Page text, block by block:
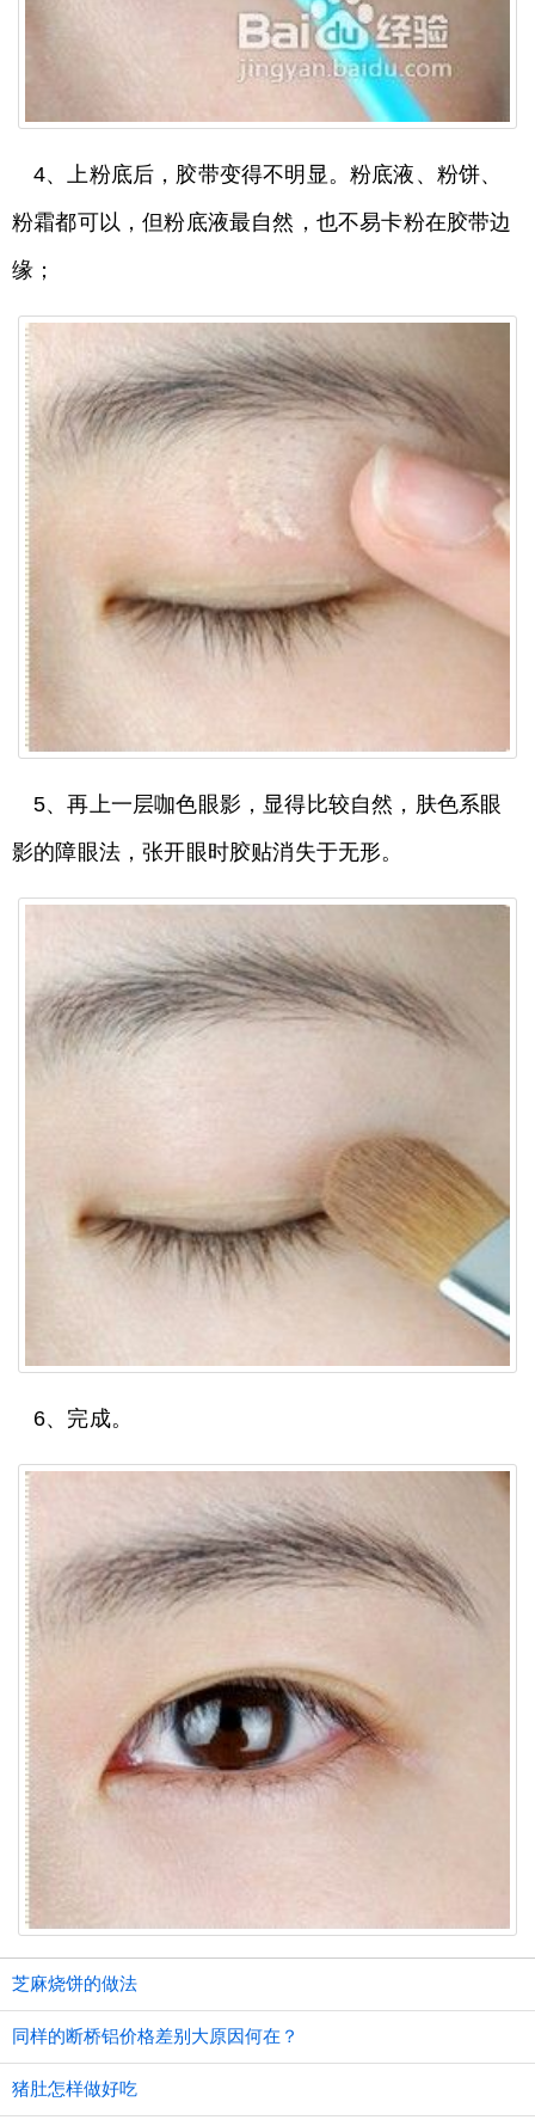
4、上粉底后，胶带变得不明显。粉底液、粉饼、
粉霜都可以，但粉底液最自然，也不易卡粉在胶带边
缘；
5、再上一层咖色眼影，显得比较自然，肤色系眼
影的障眼法，张开眼时胶贴消失于无形。
6、完成。
芝麻烧饼的做法
同样的断桥铝价格差别大原因何在？
猪肚怎样做好吃